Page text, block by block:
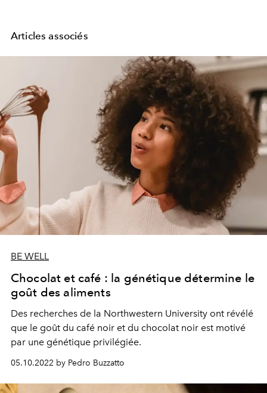
Articles associés
BE WELL
Chocolat et café : la génétique détermine le
goût des aliments
Des recherches de la Northwestern University ont révélé
que le goût du café noir et du chocolat noir est motivé
par une génétique privilégiée.
05.10.2022 by Pedro Buzzatto